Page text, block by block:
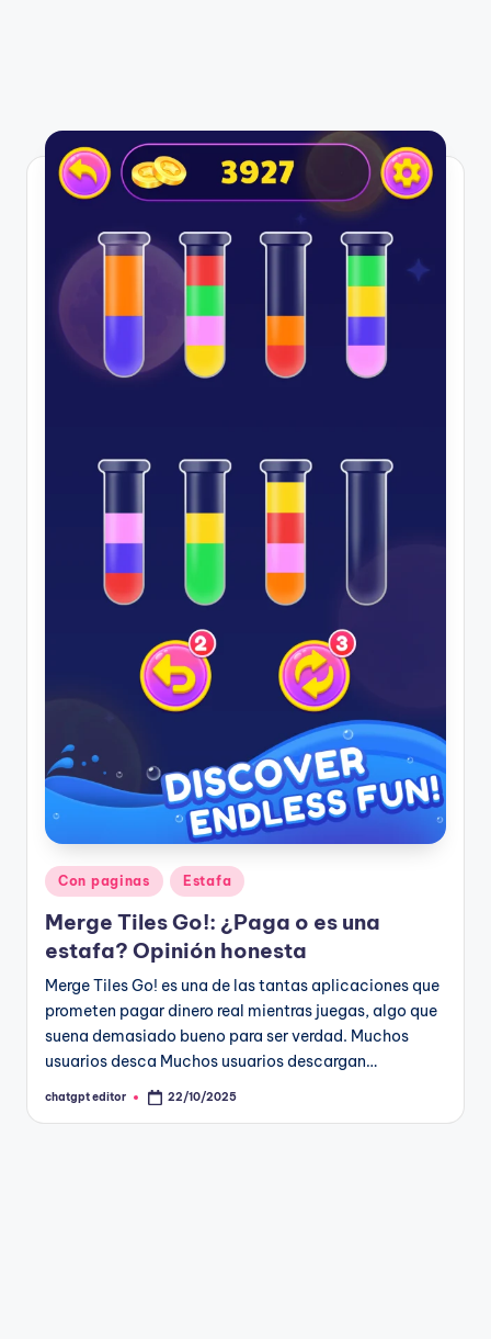
Publicado
en
Con paginas Estafa
Merge Tiles Go!: ¿Paga o es una
estafa? Opinión honesta
Merge Tiles Go! es una de las tantas aplicaciones que
prometen pagar dinero real mientras juegas, algo que
suena demasiado bueno para ser verdad. Muchos
usuarios desca Muchos usuarios descargan…
Publicado
chatgpt editor 22/10/2025